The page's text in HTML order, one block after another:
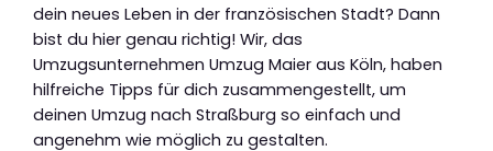
dein neues Leben in der französischen Stadt? Dann
bist du hier genau richtig! Wir, das
Umzugsunternehmen Umzug Maier aus Köln, haben
hilfreiche Tipps für dich zusammengestellt, um
deinen Umzug nach Straßburg so einfach und
angenehm wie möglich zu gestalten.